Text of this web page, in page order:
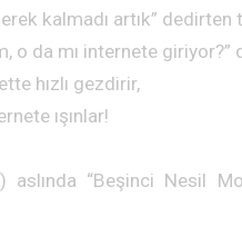
kalmadı artık”
o da mı internete giriyor?”
hızlı gezdirir,
ışınlar!
aslında “Beşinci Nesil